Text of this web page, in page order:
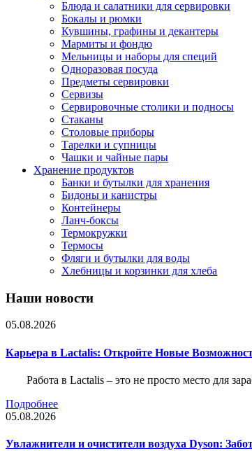
Блюда и салатники для сервировки
Бокалы и рюмки
Кувшины, графины и декантеры
Мармиты и фондю
Мельницы и наборы для специй
Одноразовая посуда
Предметы сервировки
Сервизы
Сервировочные столики и подносы
Стаканы
Столовые приборы
Тарелки и супницы
Чашки и чайные пары
Хранение продуктов
Банки и бутылки для хранения
Бидоны и канистры
Контейнеры
Ланч-боксы
Термокружки
Термосы
Фляги и бутылки для воды
Хлебницы и корзинки для хлеба
Наши новости
05.08.2026
Карьера в Lactalis: Откройте Новые
Работа в Lactalis – это не просто место для
Подробнее
05.08.2026
Увлажнители и очистители воздуха Dyson: